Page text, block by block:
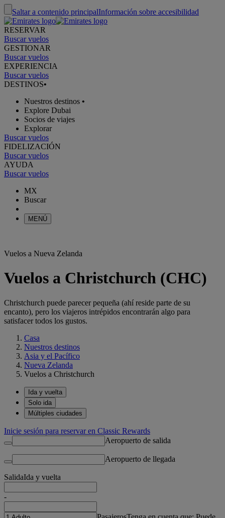
Saltar a contenido principalInformación sobre accesibilidad
RESERVAR
Buscar vuelos
GESTIONAR
Buscar vuelos
EXPERIENCIA
Buscar vuelos
DESTINOS•
Nuestros destinos •
Explore Dubai
Socios de viajes
Explorar
Buscar vuelos
FIDELIZACIÓN
Buscar vuelos
AYUDA
Buscar vuelos
MX
Buscar
MENÚ
Vuelos a Nueva Zelanda
Vuelos a Christchurch (CHC)
Christchurch puede parecer pequeña (ahí reside parte de su
encanto), pero los viajeros intrépidos encontrarán algo para
satisfacer todos los gustos.
Casa
Nuestros destinos
Asia y el Pacífico
Nueva Zelanda
Vuelos a Christchurch
Ida y vuelta
Solo ida
Múltiples ciudades
Inicie sesión para reservar en Classic Rewards
Aeropuerto de salida
Aeropuerto de llegada
SalidaIda y vuelta
-